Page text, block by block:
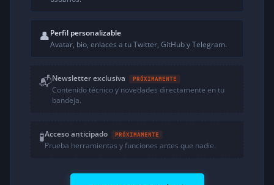
👤Perfil personalizable
Avatar, bio, enlaces a tu Twitter, GitHub y Telegram.
📬Newsletter exclusiva PRÓXIMAMENTE
Contenido técnico y novedades directamente en tu
bandeja.
🧪Acceso anticipado PRÓXIMAMENTE
Prueba herramientas y funciones antes que nadie.